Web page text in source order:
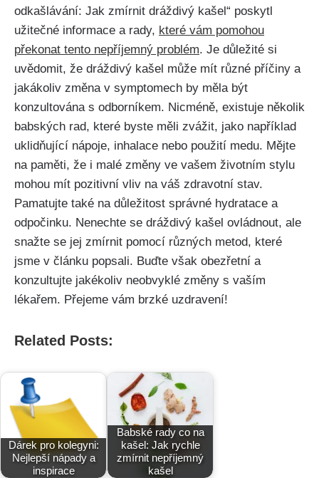
odkašlávání: Jak zmírnit dráždivý kašel“ poskytl
užitečné informace​ a rady,⁤ které vám⁣ pomohou
překonat tento nepříjemný problém.‌ Je důležité ⁣si
uvědomit, že dráždivý kašel může‌ mít různé příčiny a
‌jakákoliv změna v symptomech by měla být⁤
konzultována s ‍odborníkem. Nicméně, existuje ⁤několik
babských rad, které byste měli zvážit, jako například
uklidňující nápoje,⁤ inhalace ⁤nebo použití medu. Mějte
na paměti,‍ že i malé změny ve vašem životním stylu
mohou mít pozitivní vliv na ⁢váš zdravotní stav.
Pamatujte také na důležitost správné ⁣hydratace a
odpočinku. Nenechte‌ se dráždivý⁣ kašel ⁣ovládnout, ‌ale⁤
snažte⁢ se‌ jej zmírnit ​pomocí různých metod,⁤ které
jsme v ​článku popsali. Buďte ⁤však obezřetní a
konzultujte jakékoliv ​neobvyklé změny s vaším
lékařem. Přejeme vám‍ brzké ​uzdravení!
Related Posts:
Dárek pro kolegyni:
Nejlepší nápady a
inspirace
Babské rady co na
kašel: Jak rychle
zmírnit nepříjemný
kašel